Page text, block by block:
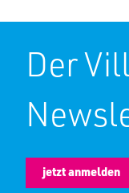
Der
jetzt anmelden